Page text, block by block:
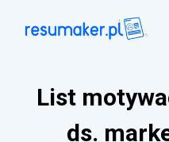
List
ds.